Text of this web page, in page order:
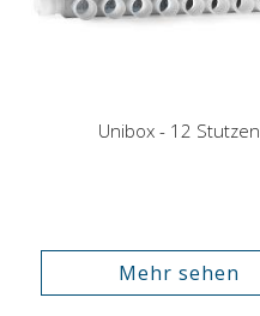
Unibox - 12 Stutzen
Mehr sehen